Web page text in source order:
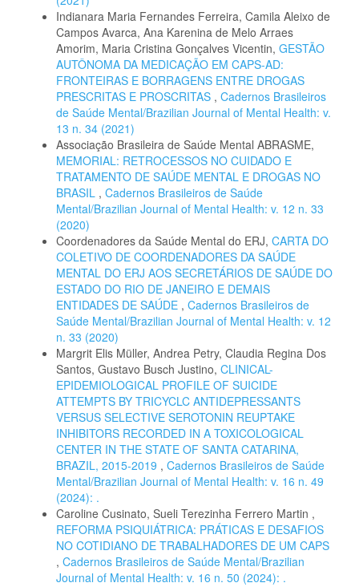
Indianara Maria Fernandes Ferreira, Camila Aleixo de
Campos Avarca, Ana Karenina de Melo Arraes
Amorim, Maria Cristina Gonçalves Vicentin, GESTÃO
AUTÔNOMA DA MEDICAÇÃO EM CAPS-AD:
FRONTEIRAS E BORRAGENS ENTRE DROGAS
PRESCRITAS E PROSCRITAS , Cadernos Brasileiros
de Saúde Mental/Brazilian Journal of Mental Health: v.
13 n. 34 (2021)
Associação Brasileira de Saúde Mental ABRASME,
MEMORIAL: RETROCESSOS NO CUIDADO E
TRATAMENTO DE SAÚDE MENTAL E DROGAS NO
BRASIL , Cadernos Brasileiros de Saúde
Mental/Brazilian Journal of Mental Health: v. 12 n. 33
(2020)
Coordenadores da Saúde Mental do ERJ, CARTA DO
COLETIVO DE COORDENADORES DA SAÚDE
MENTAL DO ERJ AOS SECRETÁRIOS DE SAÚDE DO
ESTADO DO RIO DE JANEIRO E DEMAIS
ENTIDADES DE SAÚDE , Cadernos Brasileiros de
Saúde Mental/Brazilian Journal of Mental Health: v. 12
n. 33 (2020)
Margrit Elis Müller, Andrea Petry, Claudia Regina Dos
Santos, Gustavo Busch Justino, CLINICAL-
EPIDEMIOLOGICAL PROFILE OF SUICIDE
ATTEMPTS BY TRICYCLC ANTIDEPRESSANTS
VERSUS SELECTIVE SEROTONIN REUPTAKE
INHIBITORS RECORDED IN A TOXICOLOGICAL
CENTER IN THE STATE OF SANTA CATARINA,
BRAZIL, 2015-2019 , Cadernos Brasileiros de Saúde
Mental/Brazilian Journal of Mental Health: v. 16 n. 49
(2024): .
Caroline Cusinato, Sueli Terezinha Ferrero Martin ,
REFORMA PSIQUIÁTRICA: PRÁTICAS E DESAFIOS
NO COTIDIANO DE TRABALHADORES DE UM CAPS
, Cadernos Brasileiros de Saúde Mental/Brazilian
Journal of Mental Health: v. 16 n. 50 (2024): .